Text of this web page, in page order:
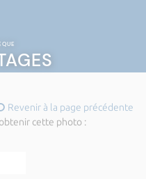
Revenir à la page précédente
cette photo :